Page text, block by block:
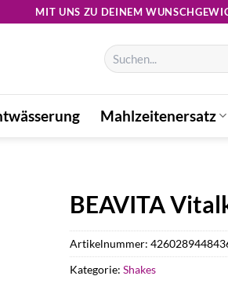
MIT UNS ZU DEINEM
Suchen
nach:
Mahlzeitenersatz
BEAVITA
Artikelnummer:
Kategorie:Shakes